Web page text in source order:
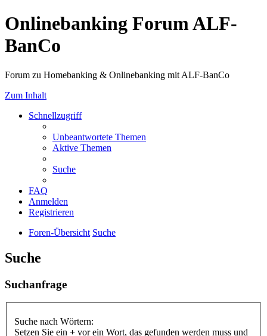
Onlinebanking Forum ALF-
BanCo
Forum zu Homebanking & Onlinebanking mit ALF-BanCo
Zum Inhalt
Schnellzugriff
Unbeantwortete Themen
Aktive Themen
Suche
FAQ
Anmelden
Registrieren
Foren-Übersicht Suche
Suche
Suchanfrage
Suche nach Wörtern:
Setzen Sie ein + vor ein Wort, das gefunden werden muss und